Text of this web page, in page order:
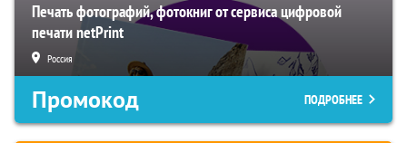
Печать фотографий, фотокниг от сервиса цифровой
печати netPrint
Россия
Промокод ПОДРОБНЕЕ